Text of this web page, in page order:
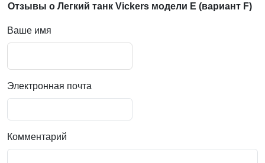
Отзывы о Легкий танк Vickers модели Е (вариант F)
Ваше имя
Электронная почта
Комментарий